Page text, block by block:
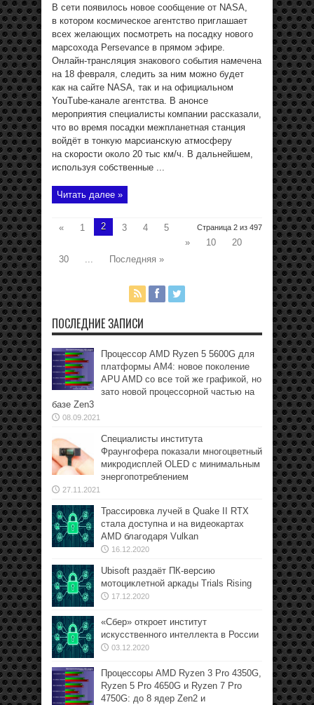
В сети появилось новое сообщение от NASA,
в котором космическое агентство приглашает
всех желающих посмотреть на посадку нового
марсохода Persevance в прямом эфире.
Онлайн-трансляция знакового события намечена
на 18 февраля, следить за ним можно будет
как на сайте NASA, так и на официальном
YouTube-канале агентства. В анонсе
мероприятия специалисты компании рассказали,
что во время посадки межпланетная станция
войдёт в тонкую марсианскую атмосферу
на скорости около 20 тыс км/ч. В дальнейшем,
используя собственные ...
Читать далее »
Страница 2 из 497
« 1 2 3 4
5
»
10
20
30
... Последняя »
ПОСЛЕДНИЕ ЗАПИСИ
Процессор AMD Ryzen 5 5600G для
платформы АМ4: новое поколение
APU AMD со все той же графикой, но
зато новой процессорной частью на
базе Zen3
08.09.2021
Специалисты института
Фраунгофера показали многоцветный
микродисплей OLED с минимальным
энергопотреблением
27.11.2021
Трассировка лучей в Quake II RTX
стала доступна и на видеокартах
AMD благодаря Vulkan
16.12.2020
Ubisoft раздаёт ПК-версию
мотоциклетной аркады Trials Rising
17.12.2020
«Сбер» откроет институт
искусственного интеллекта в России
03.12.2020
Процессоры AMD Ryzen 3 Pro 4350G,
Ryzen 5 Pro 4650G и Ryzen 7 Pro
4750G: до 8 ядер Zen2 и